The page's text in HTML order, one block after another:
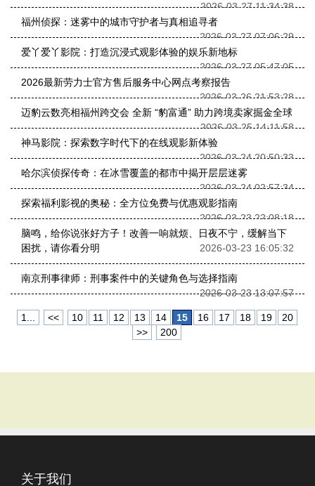
2026-03-27 11:34:38
福州侦探：迷雾中的城市守护者与真相追寻者
2026-03-27 07:06:29
爱丫爱丫影院：打造沉浸式观影体验的娱乐新地标
2026-03-27 05:47:05
2026最新劳力士官方售后服务中心网点考察报告
2026-03-26 21:53:28
迈豹云数亮相福州跨交会 全新 “豹富通” 助力跨境卖家掘金全球
2026-03-25 14:11:58
神马影院：探索数字时代下的在线观影新体验
2026-03-24 20:50:33
哈尔滨侦探传奇：在冰雪覆盖的都市中揭开层层迷雾
2026-03-24 02:57:34
探索福利影视的奥秘：全方位免费与优惠观影指南
2026-03-23 22:08:18
脑鸣，给你说张好方子！改善一响就烦、日夜不宁，缓解当下
困扰，请你看分明
2026-03-23 16:05:32
南京刑事律师：刑事案件中的关键角色与选择指南
2026-03-23 13:07:57
1... << 10 11 12 13 14 15 16 17 18 19
20
>>
200
关于我们